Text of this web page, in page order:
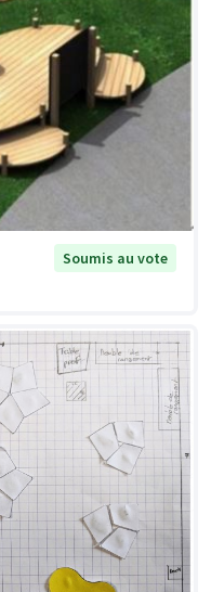
Soumis au vote